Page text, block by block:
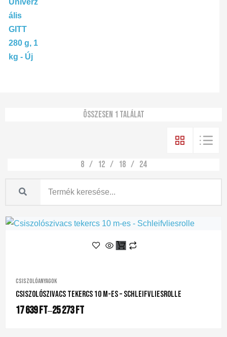
Összesen 1 találat
8 12 18 24
Csiszolóanyagok
Csiszolószivacs Tekercs 10 M-Es – Schleifvliesrolle
17 639Ft–25 273Ft